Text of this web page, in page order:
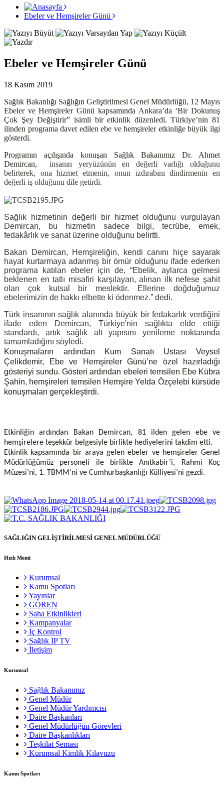
Ebeler ve Hemşireler Günü
Ebeler ve Hemşireler Günü
18 Kasım 2019
Sağlık Bakanlığı Sağlığın Geliştirilmesi Genel Müdürlüğü, 12 Mayıs
Ebeler ve Hemşireler Günü kapsamında Ankara’da ‘Bir Dokunuş
Çok Şey Değiştirir” isimli bir etkinlik düzenledi. Türkiye’nin 81
ilinden programa davet edilen ebe ve hemşireler etkinliğe büyük ilgi
gösterdi.
Programın açılışında konuşan Sağlık Bakanımız Dr. Ahmet
Demircan,
insanın yeryüzünün en değerli varlığı olduğunu
belirterek, ona hizmet etmenin, onun ızdırabını dindirmenin en
değerli iş olduğunu dile getirdi.
Sağlık hizmetinin değerli bir hizmet olduğunu vurgulayan
Demircan, bu hizmetin sadece bilgi, tecrübe, emek,
fedakârlık ve sanat üzerine olduğunu belirtti.
Bakan Demircan, Hemşireliğin, kendi canını hiçe sayarak
hayat kurtarmaya adanmış bir ömür olduğunu ifade ederken
programa katılan ebeler için de, “Ebelik, aylarca gelmesi
beklenen en tatlı misafiri karşılayan, alınan ilk nefese şahit
olan çok kutsal bir meslektir. Ellerine doğduğumuz
ebelerimizin de hakkı elbette ki ödenmez.” dedi.
Türk insanının sağlık alanında büyük bir fedakarlık verdiğini
ifade eden Demircan, Türkiye'nin sağlıkta elde ettiği
standardı, artık sağlık alt yapısını yenileme noktasında
tamamladığını söyledi.
Konuşmaların ardından Kum Sanatı Ustası Veysel
Çelikdemir, Ebe ve Hemşireler Günü’ne özel hazırladığı
gösteriyi sundu. Gösteri ardından ebeleri temsilen Ebe Kübra
Şahin, hemşireleri temsilen Hemşire Yelda Özçelebi kürsüde
konuşmaları gerçekleştirdi.
Etkinliğin ardından Bakan Demircan, 81 ilden gelen ebe ve
hemşirelere teşekkür belgesiyle birlikte hediyelerini takdim etti.
Etkinlik kapsamında bir araya gelen ebeler ve hemşireler Genel
Müdürlüğümüz personeli ile birlikte Anıtkabir’i, Rahmi Koç
Müzesi’ni, 1. TBMM’ni ve Cumhurbaşkanlığı Külliyesi’ni gezdi.
SAĞLIĞIN GELİŞTİRİLMESİ GENEL MÜDÜRLÜĞÜ
Hızlı Menü
Kurumsal
Kamu Spotları
Yayınlar
GÖREN
Saha Etkinlikleri
Kampanyalar
İç Kontrol
Sağlık IP TV
İletişim
Kurumsal
Sağlık Bakanımız
Genel Müdür
Genel Müdür Yardımcısı
Daire Başkanları
Genel Müdürlüğün Görevleri
Daire Başkanlıkları
Teşkilat Şeması
Kurumsal Kimlik Kılavuzu
Kamu Spotları